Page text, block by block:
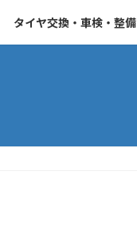
タイヤ交換・車検・整備